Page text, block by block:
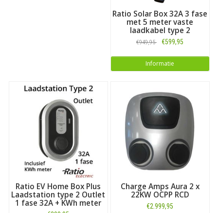
Ratio Solar Box 32A 3 fase
met 5 meter vaste
laadkabel type 2
€949,95 €599,95
Informatie
Ratio EV Home Box Plus
Laadstation type 2 Outlet
1 fase 32A + KWh meter
Charge Amps Aura 2 x
22KW OCPP RCD
€2.999,95